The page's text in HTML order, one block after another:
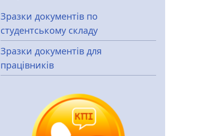
Зразки документів по
студентському складу
Зразки документів для
працівників